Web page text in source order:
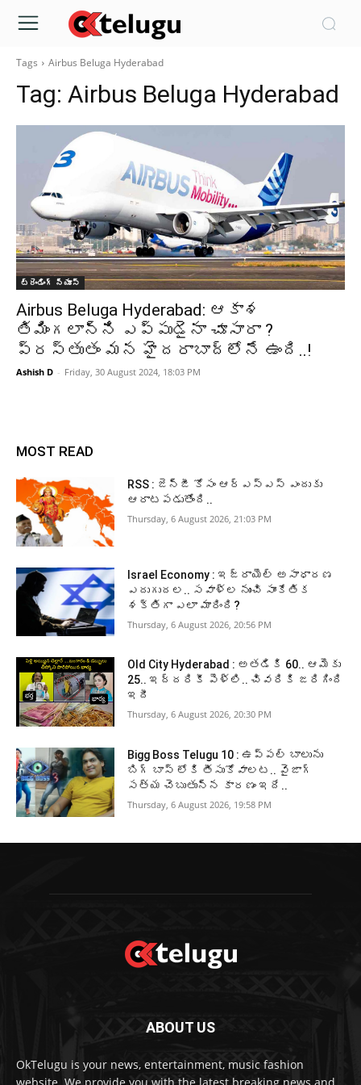
Tags Airbus Beluga Hyderabad
Tag: Airbus Beluga Hyderabad
ట్రెండింగ్ న్యూస్
Airbus Beluga Hyderabad: ఆకాశ
తిమింగలాన్ని ఎప్పుడైనా చూసారా ?
ప్రస్తుతం మన హైదరాబాద్లోనే ఉంది..!
Ashish D - Friday, 30 August 2024, 18:03 PM
MOST READ
RSS : జెన్‌జీ కోసం ఆర్‌ఎస్‌ఎస్‌ ఎందుకు
ఆరాటపడుతోంది..
Thursday, 6 August 2026, 21:03 PM
Israel Economy : ఇజ్రాయెల్‌ అసాధారణ
ఎదుగుదల.. సవాళ్ల నుంచి సాంకేతిక
శక్తిగా ఎలా మారింది?
Thursday, 6 August 2026, 20:56 PM
Old City Hyderabad : అతడికి 60.. ఆమెకు
25.. ఇద్దరికీ పెళ్లి.. చివరికి జరిగింది
ఇదీ
Thursday, 6 August 2026, 20:30 PM
Bigg Boss Telugu 10 : ఉప్పల్ బాలును
బిగ్ బాస్ లోకి తీసుకోవాలట.. వైజాగ్
సత్య చెబుతున్న కారణం ఇదే..
Thursday, 6 August 2026, 19:58 PM
ABOUT US
OkTelugu is your news, entertainment, music fashion
website. We provide you with the latest breaking news and